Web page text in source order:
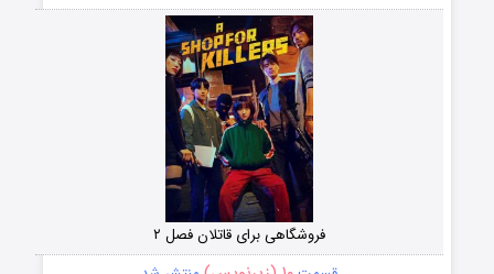
فروشگاهی برای قاتلان فصل ۲